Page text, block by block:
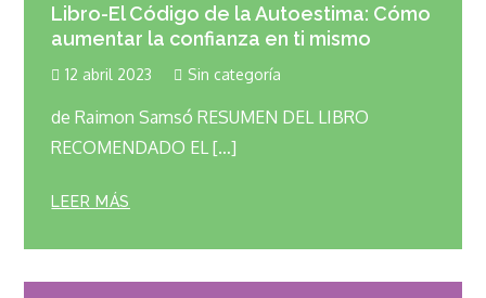
Libro-El Código de la Autoestima: Cómo
aumentar la confianza en ti mismo
12 abril 2023 Sin categoría
de Raimon Samsó RESUMEN DEL LIBRO
RECOMENDADO EL […]
LEER MÁS